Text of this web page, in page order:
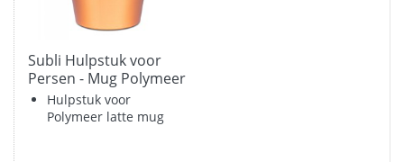
Subli Hulpstuk voor
Persen - Mug Polymeer
12oz. 300 ml.
Hulpstuk voor
Polymeer latte mug